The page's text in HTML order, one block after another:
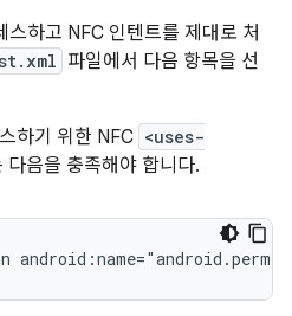
하고 NFC 인텐트를 제대로 처
파일에서 다음 항목을 선
하기 위한 NFC <uses-
다음을 충족해야 합니다.